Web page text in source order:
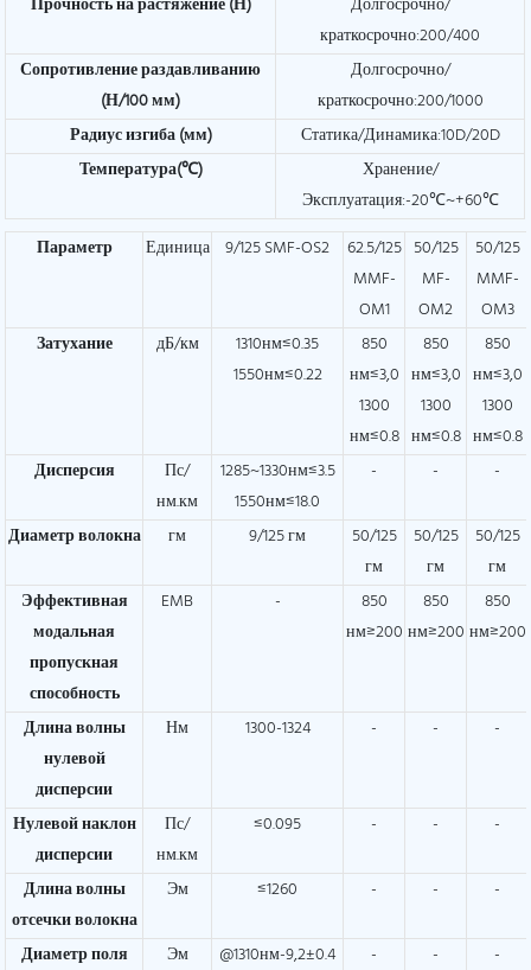
краткосрочно:200/400
Сопротивление раздавливанию
(Н/100 мм)
Долгосрочно/
краткосрочно:200/1000
Радиус изгиба (мм)
Статика/Динамика:10D/20D
Температура(℃)
Хранение/
Эксплуатация:-20℃~+60℃
Параметр
Единица 9/125 SMF-OS2
62.5/125
MMF-
OM1
50/125
MF-
OM2
50/125
MMF-
OM3
Затухание
дБ/км
1310нм≤0.35
1550нм≤0.22
850
нм≤3,0
1300
нм≤0.8
850
нм≤3,0
1300
нм≤0.8
850
нм≤3,0
1300
нм≤0.8
Дисперсия
Пс/
нм.км
1285~1330нм≤3.5
1550нм≤18.0
- - -
Диаметр волокна гм 9/125 гм
50/125
гм
50/125
гм
50/125
гм
Эффективная
модальная
пропускная
способность
EMB -
850
нм≥200
850
нм≥200
850
нм≥200
Длина волны
нулевой
дисперсии
Нм 1300-1324 - - -
Нулевой наклон
дисперсии
Пс/
нм.км
≤0.095 - - -
Длина волны
отсечки волокна
Эм ≤1260 - - -
Диаметр поля
Эм
@1310нм-9,2±0.4
- - -